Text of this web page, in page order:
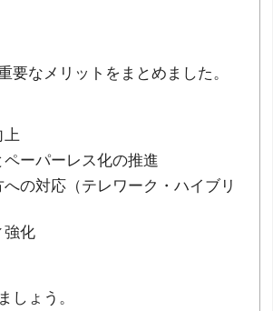
要なメリットをまとめました。
上
ペーパーレス化の推進
の対応（テレワーク・ハイブリ
強化
しょう。